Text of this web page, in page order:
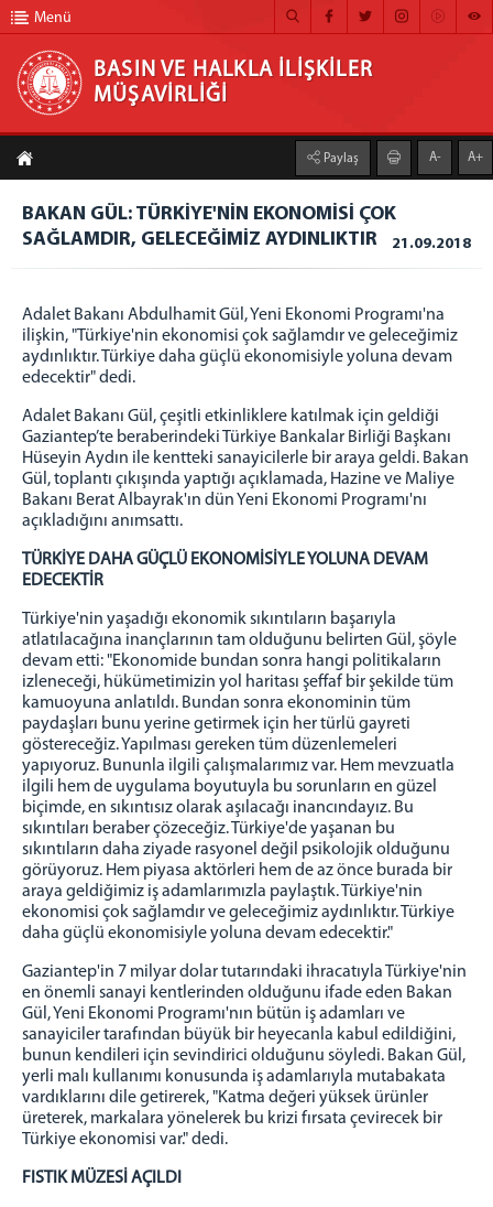
BASIN VE HALKLA İLİŞKİLER MÜŞAVİRLİĞİ
ANA SAYFA
MÜŞAVİRLİĞİMİZ
HABER ARŞİVİ
FOTOĞRAF ARŞİVİ
GÖRÜNTÜLÜ HABER
İLETİŞİM
Menü
BASIN VE HALKLA İLİŞKİLER
MÜŞAVİRLİĞİ
Paylaş A- A+
BAKAN GÜL: TÜRKİYE'NİN EKONOMİSİ ÇOK
SAĞLAMDIR, GELECEĞİMİZ AYDINLIKTIR
21.09.2018
Adalet Bakanı Abdulhamit Gül, Yeni Ekonomi Programı'na
ilişkin, "Türkiye'nin ekonomisi çok sağlamdır ve geleceğimiz
aydınlıktır. Türkiye daha güçlü ekonomisiyle yoluna devam
edecektir" dedi.
Adalet Bakanı Gül, çeşitli etkinliklere katılmak için geldiği
Gaziantep’te beraberindeki Türkiye Bankalar Birliği Başkanı
Hüseyin Aydın ile kentteki sanayicilerle bir araya geldi. Bakan
Gül, toplantı çıkışında yaptığı açıklamada, Hazine ve Maliye
Bakanı Berat Albayrak'ın dün Yeni Ekonomi Programı'nı
açıkladığını anımsattı.
TÜRKİYE DAHA GÜÇLÜ EKONOMİSİYLE YOLUNA DEVAM
EDECEKTİR
Türkiye'nin yaşadığı ekonomik sıkıntıların başarıyla
atlatılacağına inançlarının tam olduğunu belirten Gül, şöyle
devam etti: "Ekonomide bundan sonra hangi politikaların
izleneceği, hükümetimizin yol haritası şeffaf bir şekilde tüm
kamuoyuna anlatıldı. Bundan sonra ekonominin tüm
paydaşları bunu yerine getirmek için her türlü gayreti
göstereceğiz. Yapılması gereken tüm düzenlemeleri
yapıyoruz. Bununla ilgili çalışmalarımız var. Hem mevzuatla
ilgili hem de uygulama boyutuyla bu sorunların en güzel
biçimde, en sıkıntısız olarak aşılacağı inancındayız. Bu
sıkıntıları beraber çözeceğiz. Türkiye'de yaşanan bu
sıkıntıların daha ziyade rasyonel değil psikolojik olduğunu
görüyoruz. Hem piyasa aktörleri hem de az önce burada bir
araya geldiğimiz iş adamlarımızla paylaştık. Türkiye'nin
ekonomisi çok sağlamdır ve geleceğimiz aydınlıktır. Türkiye
daha güçlü ekonomisiyle yoluna devam edecektir."
Gaziantep'in 7 milyar dolar tutarındaki ihracatıyla Türkiye'nin
en önemli sanayi kentlerinden olduğunu ifade eden Bakan
Gül, Yeni Ekonomi Programı'nın bütün iş adamları ve
sanayiciler tarafından büyük bir heyecanla kabul edildiğini,
bunun kendileri için sevindirici olduğunu söyledi. Bakan Gül,
yerli malı kullanımı konusunda iş adamlarıyla mutabakata
vardıklarını dile getirerek, "Katma değeri yüksek ürünler
üreterek, markalara yönelerek bu krizi fırsata çevirecek bir
Türkiye ekonomisi var." dedi.
FISTIK MÜZESİ AÇILDI